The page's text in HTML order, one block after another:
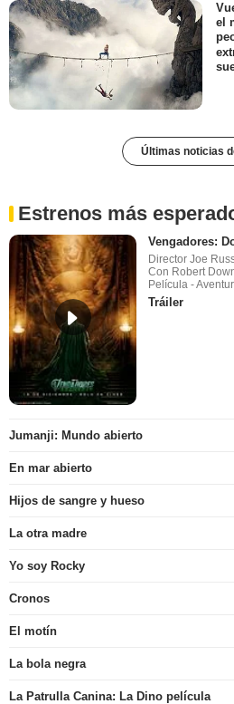
el
Últimas noticias
Estrenos más
Vengadores:
Director Joe
Con Robert
Película -
Tráiler
Jumanji: Mundo abierto
En mar abierto
Hijos de sangre y hueso
La otra madre
Yo soy Rocky
Cronos
El motín
La bola negra
La Patrulla Canina: La Dino película